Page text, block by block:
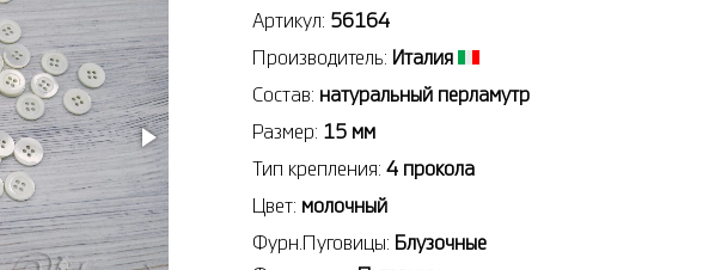
Артикул: 56164
Производитель: Италия
Состав: натуральный перламутр
Размер: 15 мм
Тип крепления: 4 прокола
Цвет: молочный
Фурн.Пуговицы: Блузочные